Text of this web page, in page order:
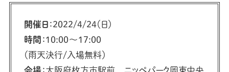
開催日 ：2022/4/24（日）
時間 ：10:00～17:00
（雨天決行/入場無料）